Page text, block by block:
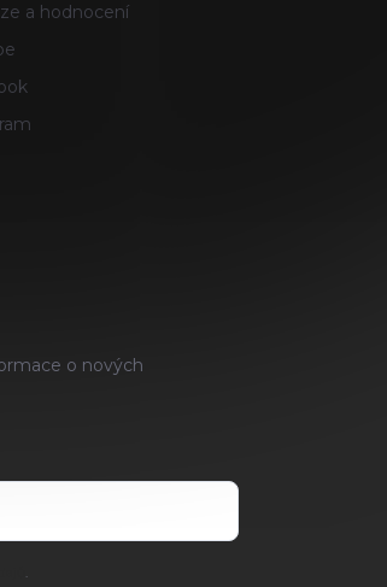
a hodnocení
o nových
.